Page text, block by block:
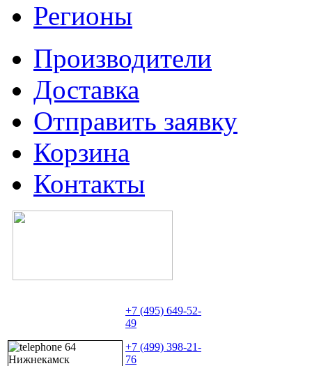
Регионы
Производители
Доставка
Отправить заявку
Корзина
Контакты
+7 (495) 649-52-
49
+7 (499) 398-21-
76